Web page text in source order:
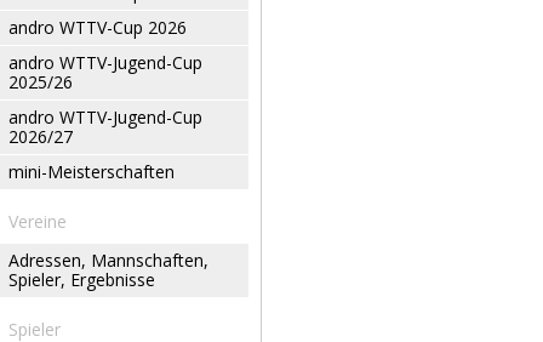
andro WTTV-Cup 2026
andro WTTV-Jugend-Cup
2025/26
andro WTTV-Jugend-Cup
2026/27
mini-Meisterschaften
Vereine
Adressen, Mannschaften,
Spieler, Ergebnisse
Spieler